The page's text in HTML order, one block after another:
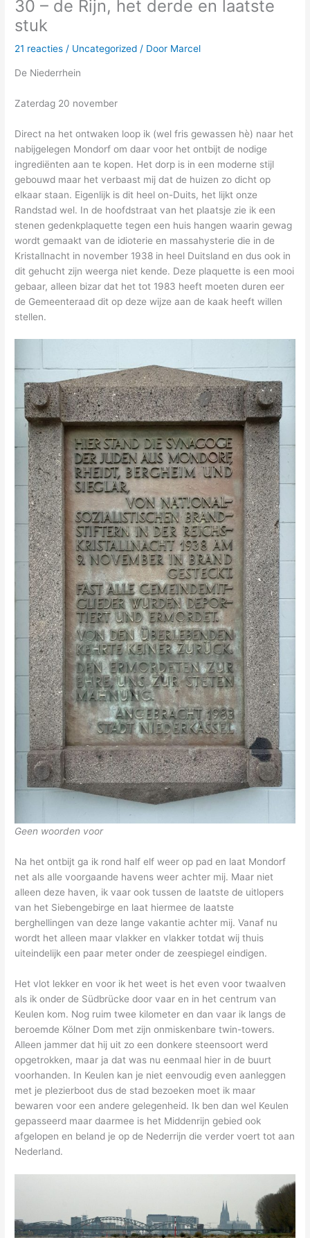
30 – de Rijn, het derde en laatste
stuk
21 reacties / Uncategorized / Door Marcel
De Niederrhein
Zaterdag 20 november
Direct na het ontwaken loop ik (wel fris gewassen hè) naar het
nabijgelegen Mondorf om daar voor het ontbijt de nodige
ingrediënten aan te kopen. Het dorp is in een moderne stijl
gebouwd maar het verbaast mij dat de huizen zo dicht op
elkaar staan. Eigenlijk is dit heel on-Duits, het lijkt onze
Randstad wel. In de hoofdstraat van het plaatsje zie ik een
stenen gedenkplaquette tegen een huis hangen waarin gewag
wordt gemaakt van de idioterie en massahysterie die in de
Kristallnacht in november 1938 in heel Duitsland en dus ook in
dit gehucht zijn weerga niet kende. Deze plaquette is een mooi
gebaar, alleen bizar dat het tot 1983 heeft moeten duren eer
de Gemeenteraad dit op deze wijze aan de kaak heeft willen
stellen.
Geen woorden voor
Na het ontbijt ga ik rond half elf weer op pad en laat Mondorf
net als alle voorgaande havens weer achter mij. Maar niet
alleen deze haven, ik vaar ook tussen de laatste de uitlopers
van het Siebengebirge en laat hiermee de laatste
berghellingen van deze lange vakantie achter mij. Vanaf nu
wordt het alleen maar vlakker en vlakker totdat wij thuis
uiteindelijk een paar meter onder de zeespiegel eindigen.
Het vlot lekker en voor ik het weet is het even voor twaalven
als ik onder de Südbrücke door vaar en in het centrum van
Keulen kom. Nog ruim twee kilometer en dan vaar ik langs de
beroemde Kölner Dom met zijn onmiskenbare twin-towers.
Alleen jammer dat hij uit zo een donkere steensoort werd
opgetrokken, maar ja dat was nu eenmaal hier in de buurt
voorhanden. In Keulen kan je niet eenvoudig even aanleggen
met je plezierboot dus de stad bezoeken moet ik maar
bewaren voor een andere gelegenheid. Ik ben dan wel Keulen
gepasseerd maar daarmee is het Middenrijn gebied ook
afgelopen en beland je op de Nederrijn die verder voert tot aan
Nederland.